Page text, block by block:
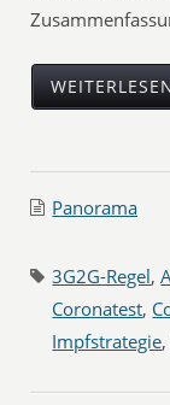
Panorama
3G2G-Regel,
Coronatest,
Impfstrategie,